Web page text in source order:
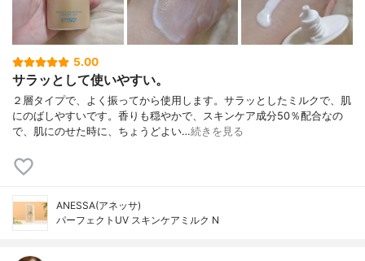
5.00
サラッとして使いやすい。
２層タイプで、よく振ってから使用します。サラッとしたミルクで、肌
にのばしやすいです。香りも穏やかで、スキンケア成分50％配合なの
で、肌にのせた時に、ちょうどよい…続きを見る
ANESSA(アネッサ)
パーフェクトUV スキンケアミルク N